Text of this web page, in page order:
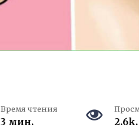
Время чтения
3 мин. 2.6k.